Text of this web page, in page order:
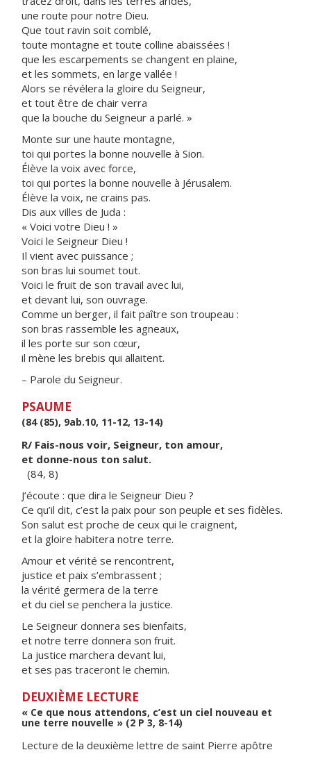
une route pour notre Dieu.
Que tout ravin soit comblé,
toute montagne et toute colline abaissées !
que les escarpements se changent en plaine,
et les sommets, en large vallée !
Alors se révélera la gloire du Seigneur,
et tout être de chair verra
que la bouche du Seigneur a parlé. »
Monte sur une haute montagne,
toi qui portes la bonne nouvelle à Sion.
Élève la voix avec force,
toi qui portes la bonne nouvelle à Jérusalem.
Élève la voix, ne crains pas.
Dis aux villes de Juda :
« Voici votre Dieu ! »
Voici le Seigneur Dieu !
Il vient avec puissance ;
son bras lui soumet tout.
Voici le fruit de son travail avec lui,
et devant lui, son ouvrage.
Comme un berger, il fait paître son troupeau :
son bras rassemble les agneaux,
il les porte sur son cœur,
il mène les brebis qui allaitent.
– Parole du Seigneur.
PSAUME
(84 (85), 9ab.10, 11-12, 13-14)
R/ Fais-nous voir, Seigneur, ton amour,
et donne-nous ton salut.
(84, 8)
J’écoute : que dira le Seigneur Dieu ?
Ce qu’il dit, c’est la paix pour son peuple et ses fidèles.
Son salut est proche de ceux qui le craignent,
et la gloire habitera notre terre.
Amour et vérité se rencontrent,
justice et paix s’embrassent ;
la vérité germera de la terre
et du ciel se penchera la justice.
Le Seigneur donnera ses bienfaits,
et notre terre donnera son fruit.
La justice marchera devant lui,
et ses pas traceront le chemin.
DEUXIÈME LECTURE
« Ce que nous attendons, c’est un ciel nouveau et
une terre nouvelle » (2 P 3, 8-14)
Lecture de la deuxième lettre de saint Pierre apôtre